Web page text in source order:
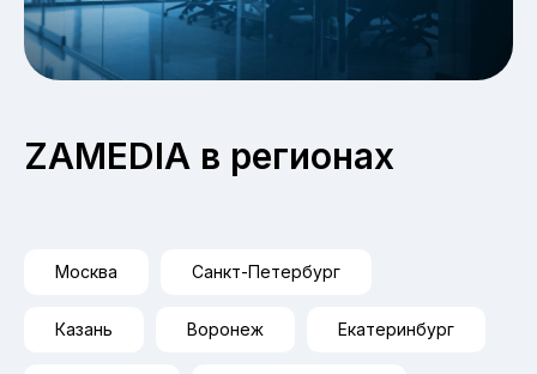
ZAMEDIA в регионах
Москва Санкт-Петербург
Казань Воронеж Екатеринбург